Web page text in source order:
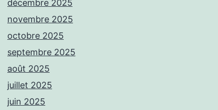
décembre 2025
novembre 2025
octobre 2025
septembre 2025
août 2025
juillet 2025
juin 2025